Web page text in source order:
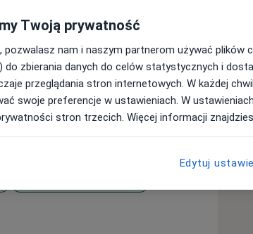
Wydział Lekarski Gdańskiego
w Wojewódzkim Szpitalu
na Oddziale Leczenia Zaburzeń
oraz dyżurując na
i Detoksykacji od
kilka lat pracowałem także w
- w poradni zdrowia
na zaufaniu i partnerstwie.
Twoją prywatność
pozwalasz nam i naszym partnerom używać plików
do zbierania danych do celów statystycznych i
przeglądania stron internetowych. W każdej
swoje preferencje w ustawieniach. W
stron trzecich. Więcej informacji
Edytuj